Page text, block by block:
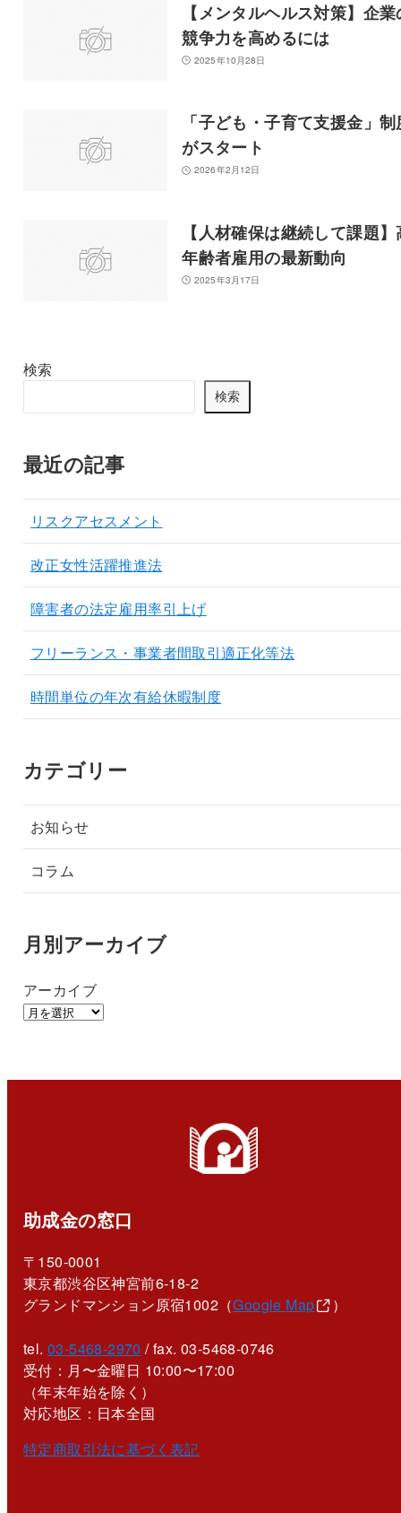
【メンタルヘルス対策】企業
競争力を高めるには
2025年10月28日
「子ども・子育て支援金」制
がスタート
2026年2月12日
【人材確保は継続して課題】
年齢者雇用の最新動向
2025年3月17日
検索
検索
最近の記事
リスクアセスメント
改正女性活躍推進法
障害者の法定雇用率引上げ
フリーランス・事業者間取引適正化等法
時間単位の年次有給休暇制度
カテゴリー
お知らせ
コラム
月別アーカイブ
アーカイブ
助成金の窓口
〒150-0001
東京都渋谷区神宮前6-18-2
グランドマンション原宿1002（Google Map ）
tel. 03-5468-2970 / fax. 03-5468-0746
受付：月〜金曜日 10:00〜17:00
（年末年始を除く）
対応地区：日本全国
特定商取引法に基づく表記